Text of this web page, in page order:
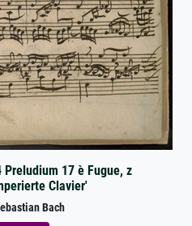
17 è Fugue, z
Clavier'
Bach